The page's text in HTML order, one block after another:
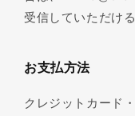
受信していただけ
お支払方法
クレジットカード